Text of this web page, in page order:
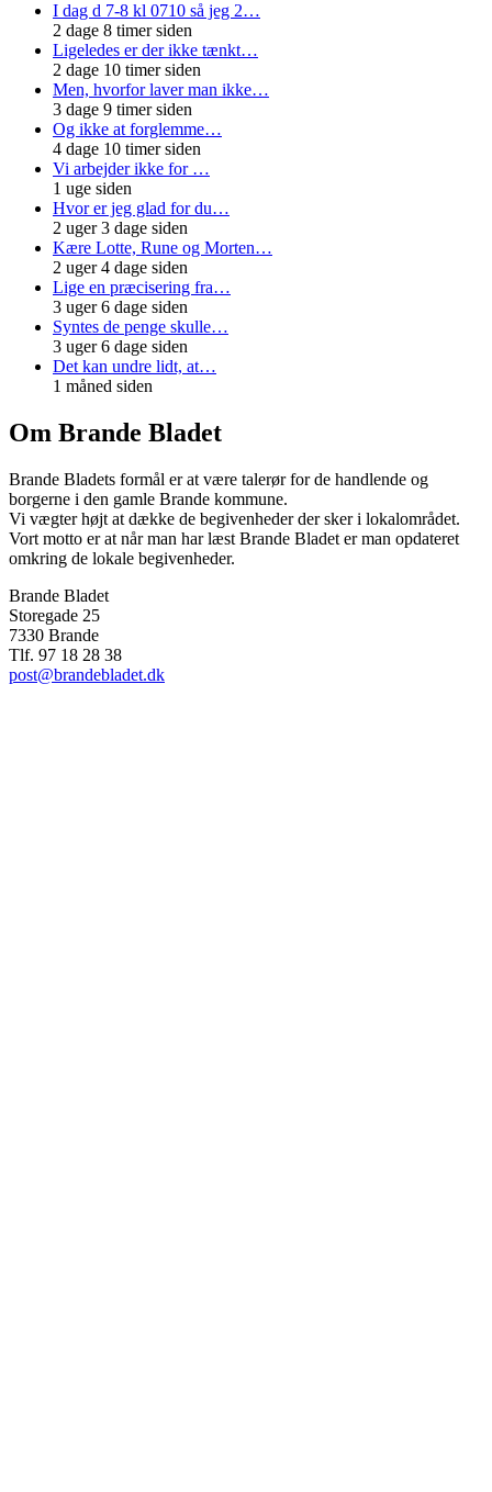
I dag d 7-8 kl 0710 så jeg 2…
2 dage 8 timer siden
Ligeledes er der ikke tænkt…
2 dage 10 timer siden
Men, hvorfor laver man ikke…
3 dage 9 timer siden
Og ikke at forglemme…
4 dage 10 timer siden
Vi arbejder ikke for …
1 uge siden
Hvor er jeg glad for du…
2 uger 3 dage siden
Kære Lotte, Rune og Morten…
2 uger 4 dage siden
Lige en præcisering fra…
3 uger 6 dage siden
Syntes de penge skulle…
3 uger 6 dage siden
Det kan undre lidt, at…
1 måned siden
Om Brande Bladet
Brande Bladets formål er at være talerør for de handlende og
borgerne i den gamle Brande kommune.
Vi vægter højt at dække de begivenheder der sker i lokalområdet.
Vort motto er at når man har læst Brande Bladet er man opdateret
omkring de lokale begivenheder.
Brande Bladet
Storegade 25
7330 Brande
Tlf. 97 18 28 38
post@brandebladet.dk